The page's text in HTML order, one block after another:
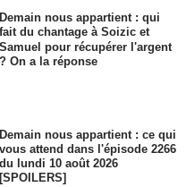
Demain nous appartient : qui
fait du chantage à Soizic et
Samuel pour récupérer l'argent
? On a la réponse
Demain nous appartient : ce qui
vous attend dans l'épisode 2266
du lundi 10 août 2026
[SPOILERS]